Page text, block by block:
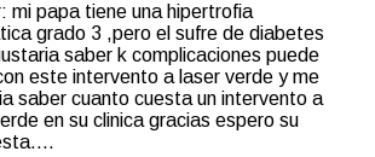
mi papa tiene una hipertrofia
grado 3 ,pero el sufre de diabetes
saber k complicaciones puede
este intervento a laser verde y me
saber cuanto cuesta un intervento a
en su clinica gracias espero su